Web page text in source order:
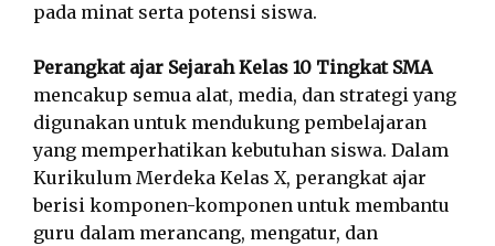
pada minat serta potensi siswa.
Perangkat ajar Sejarah Kelas 10 Tingkat SMA
mencakup semua alat, media, dan strategi yang
digunakan untuk mendukung pembelajaran
yang memperhatikan kebutuhan siswa. Dalam
Kurikulum Merdeka Kelas X, perangkat ajar
berisi komponen-komponen untuk membantu
guru dalam merancang, mengatur, dan